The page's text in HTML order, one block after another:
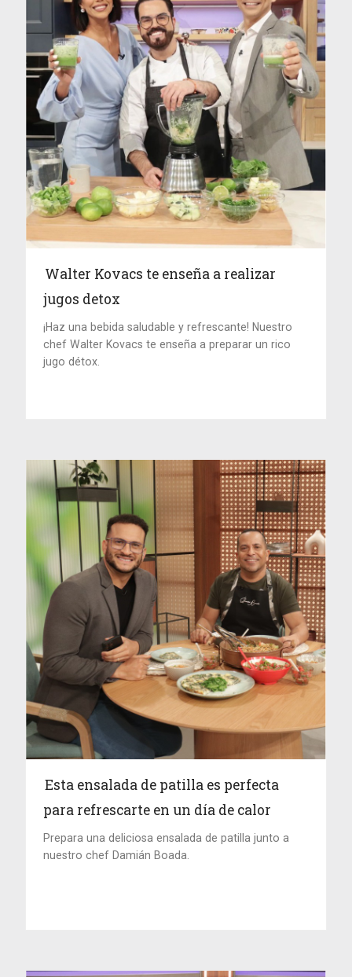
Walter Kovacs te enseña a realizar
jugos detox
¡Haz una bebida saludable y refrescante! Nuestro
chef Walter Kovacs te enseña a preparar un rico
jugo détox.
Esta ensalada de patilla es perfecta
para refrescarte en un día de calor
Prepara una deliciosa ensalada de patilla junto a
nuestro chef Damián Boada.